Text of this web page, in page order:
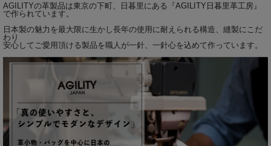
AGILITYの革製品は東京の下町、日暮里にある『AGILITY日暮里革工房 』
で作られています。
日本製の魅力を最大限に生かし長年の使用に耐えられる構造、縫製にこだ
わり
安心してご愛用頂ける製品を職人が一針、一針心を込めて作っています。